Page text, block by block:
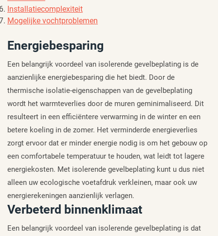
Installatiecomplexiteit
Mogelijke vochtproblemen
Energiebesparing
Een belangrijk voordeel van isolerende gevelbeplating is de
aanzienlijke energiebesparing die het biedt. Door de
thermische isolatie-eigenschappen van de gevelbeplating
wordt het warmteverlies door de muren geminimaliseerd. Dit
resulteert in een efficiëntere verwarming in de winter en een
betere koeling in de zomer. Het verminderde energieverlies
zorgt ervoor dat er minder energie nodig is om het gebouw op
een comfortabele temperatuur te houden, wat leidt tot lagere
energiekosten. Met isolerende gevelbeplating kunt u dus niet
alleen uw ecologische voetafdruk verkleinen, maar ook uw
energierekeningen aanzienlijk verlagen.
Verbeterd binnenklimaat
Een belangrijk voordeel van isolerende gevelbeplating is dat